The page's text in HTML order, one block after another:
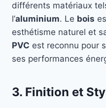
différents matériaux
l’aluminium. Le bois
esthétisme naturel et
PVC est reconnu pour
ses performances
3. Finition et